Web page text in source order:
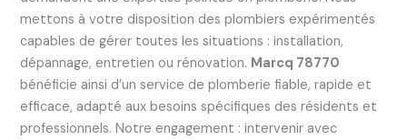
mettons à votre disposition des plombiers expérimentés
capables de gérer toutes les situations : installation,
dépannage, entretien ou rénovation. Marcq 78770
bénéficie ainsi d’un service de plomberie fiable, rapide et
efficace, adapté aux besoins spécifiques des résidents et
professionnels. Notre engagement : intervenir avec